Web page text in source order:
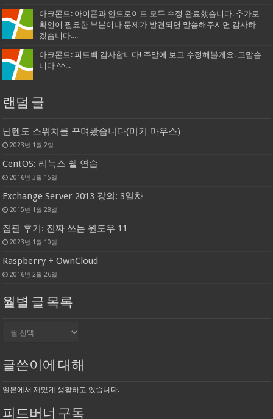
아크몬드: 아이폰과 안드로이드 모두 수정 완료했습니다. 추가로
확인이 필요한 부분이나 문제가 발견되면 말씀해주시면 감사하
겠습니다....
아크몬드: 피드백 감사합니다! 주말에 보고 수정해볼게요. 고맙습
니다 ^^...
랜덤 글
닌텐도 스위치를 꾸며봤습니다(미키 마우스)
2023년 1월 2일
CentOS: 리눅스 쉘 연습
2016년 3월 15일
Exchange Server 2013 강의: 3일차
2015년 1월 28일
집필 후기: 진짜 쓰는 윈도우 11
2023년 1월 10일
Raspberry + OwnCloud
2016년 2월 26일
월별 글 목록
목
록
글쓴이에 대해
일본에서 재밌게 생활하고 있습니다.
피드버너 구독